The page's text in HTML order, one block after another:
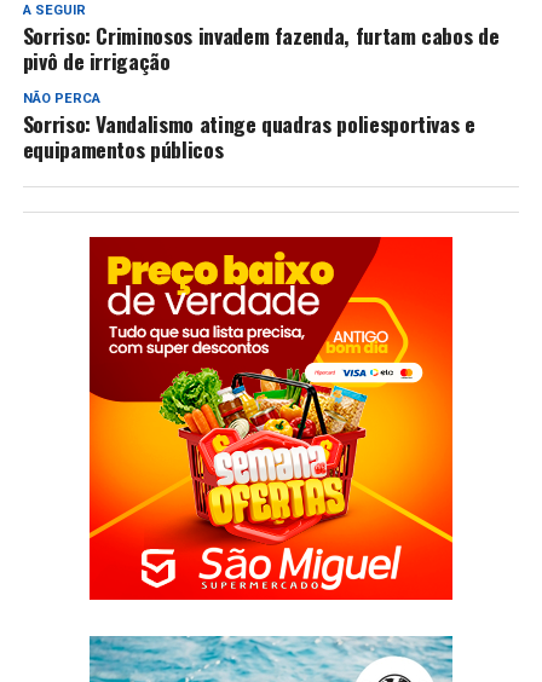
A SEGUIR
Sorriso: Criminosos invadem fazenda, furtam cabos de
pivô de irrigação
NÃO PERCA
Sorriso: Vandalismo atinge quadras poliesportivas e
equipamentos públicos